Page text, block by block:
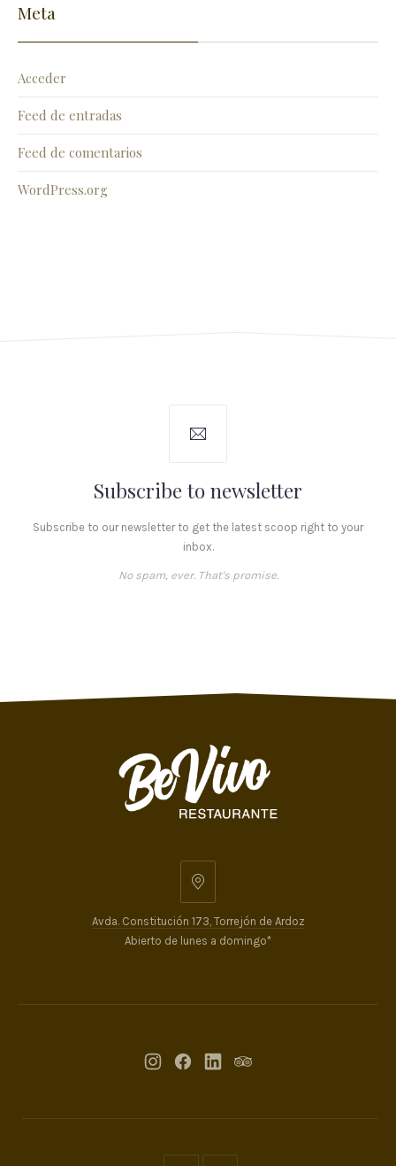
Meta
Acceder
Feed de entradas
Feed de comentarios
WordPress.org
Subscribe to newsletter
Subscribe to our newsletter to get the latest scoop right to your
inbox.
No spam, ever. That's promise.
Avda. Constitución 173, Torrejón de Ardoz
Abierto de lunes a domingo*